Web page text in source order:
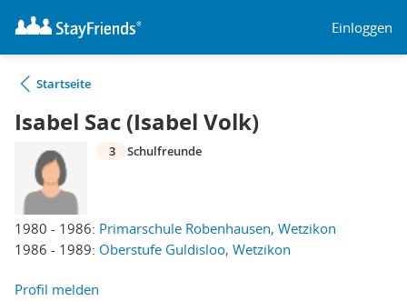
Einloggen
Startseite
Isabel Sac (Isabel Volk)
1980 - 1986: Primarschule Robenhausen, Wetzikon
1986 - 1989: Oberstufe Guldisloo, Wetzikon
3 Schulfreunde
Profil melden